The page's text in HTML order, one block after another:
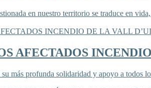
en nuestro territorio se traduce en
AFECTADOS
más profunda solidaridad y apoyo a todos